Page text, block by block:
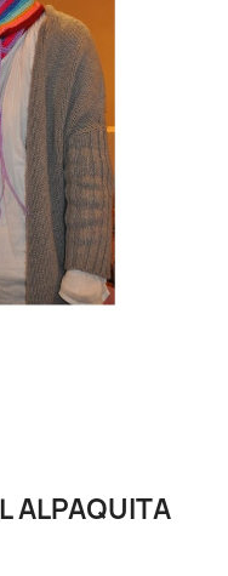
ALPAQUITA